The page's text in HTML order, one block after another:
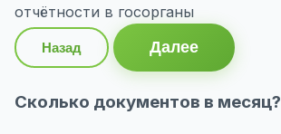
отчётности в госорганы
Назад Далее
Сколько документов в месяц?